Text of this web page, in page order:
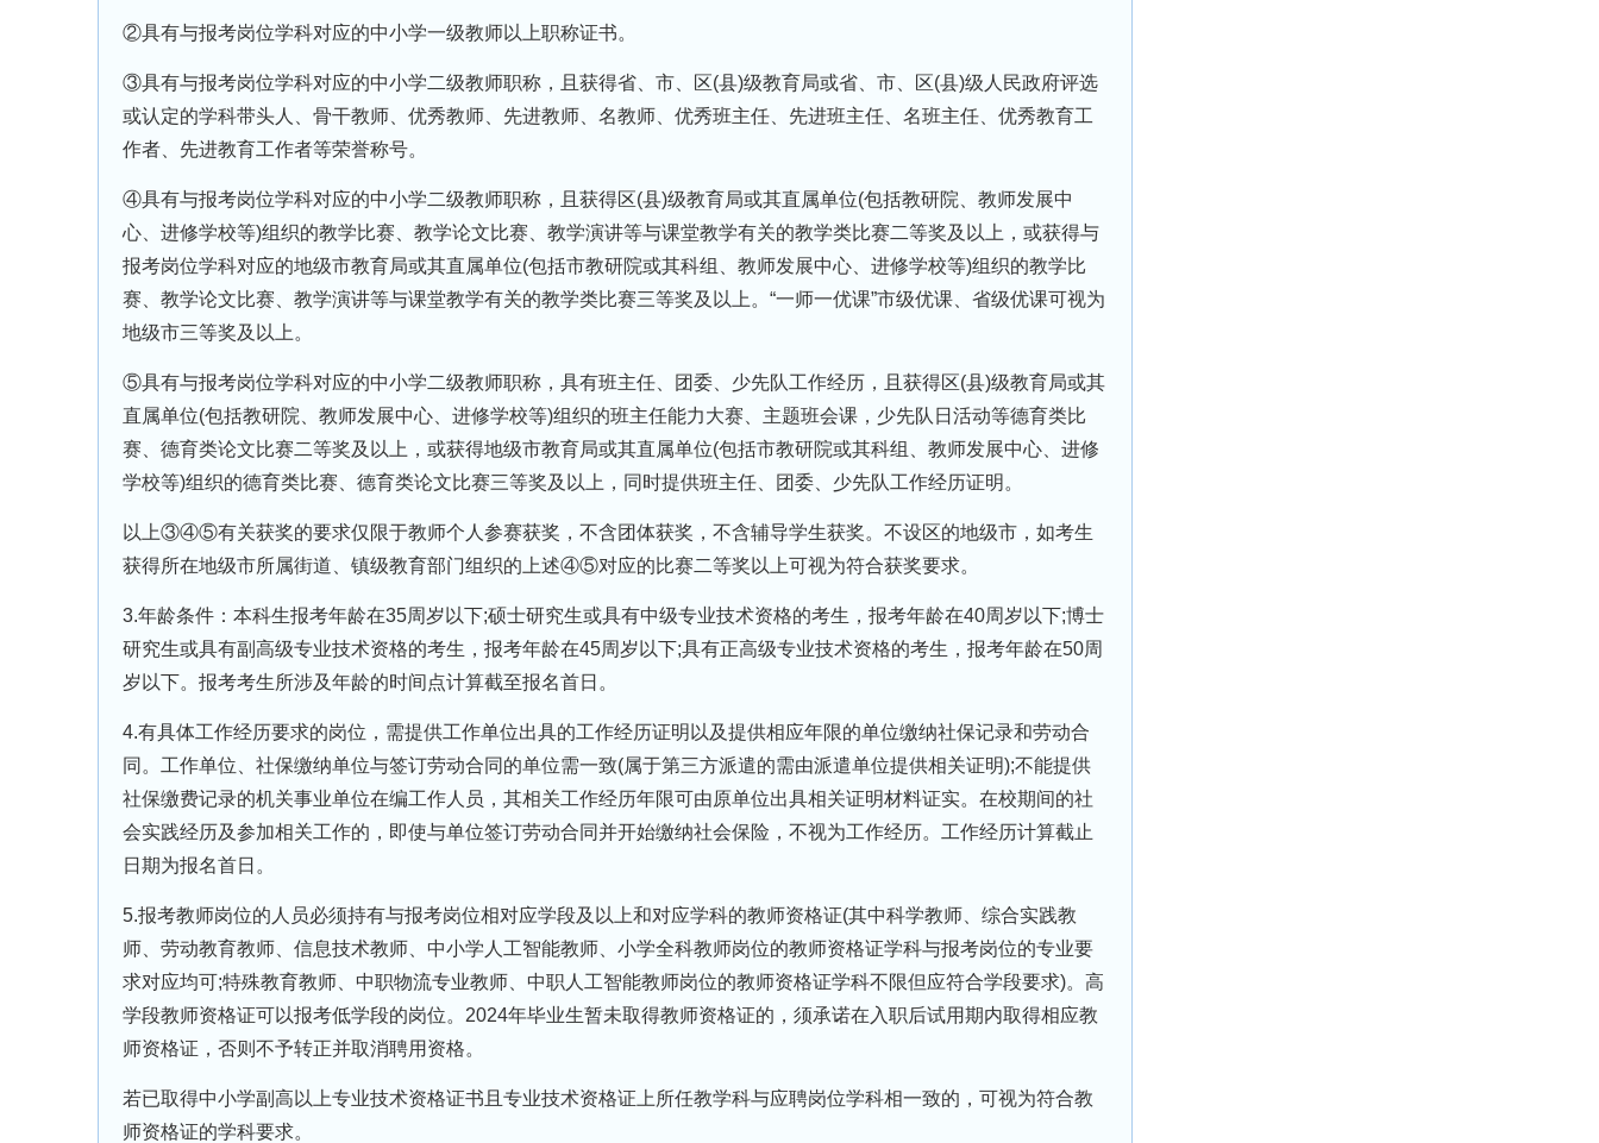
②具有与报考岗位学科对应的中小学一级教师以上职称证书。
③具有与报考岗位学科对应的中小学二级教师职称，且获得省、市、区(县)级教育局或省、市、区(县)级人民政府评选
或认定的学科带头人、骨干教师、优秀教师、先进教师、名教师、优秀班主任、先进班主任、名班主任、优秀教育工
作者、先进教育工作者等荣誉称号。
④具有与报考岗位学科对应的中小学二级教师职称，且获得区(县)级教育局或其直属单位(包括教研院、教师发展中
心、进修学校等)组织的教学比赛、教学论文比赛、教学演讲等与课堂教学有关的教学类比赛二等奖及以上，或获得与
报考岗位学科对应的地级市教育局或其直属单位(包括市教研院或其科组、教师发展中心、进修学校等)组织的教学比
赛、教学论文比赛、教学演讲等与课堂教学有关的教学类比赛三等奖及以上。“一师一优课”市级优课、省级优课可视为
地级市三等奖及以上。
⑤具有与报考岗位学科对应的中小学二级教师职称，具有班主任、团委、少先队工作经历，且获得区(县)级教育局或其
直属单位(包括教研院、教师发展中心、进修学校等)组织的班主任能力大赛、主题班会课，少先队日活动等德育类比
赛、德育类论文比赛二等奖及以上，或获得地级市教育局或其直属单位(包括市教研院或其科组、教师发展中心、进修
学校等)组织的德育类比赛、德育类论文比赛三等奖及以上，同时提供班主任、团委、少先队工作经历证明。
以上③④⑤有关获奖的要求仅限于教师个人参赛获奖，不含团体获奖，不含辅导学生获奖。不设区的地级市，如考生
获得所在地级市所属街道、镇级教育部门组织的上述④⑤对应的比赛二等奖以上可视为符合获奖要求。
3.年龄条件：本科生报考年龄在35周岁以下;硕士研究生或具有中级专业技术资格的考生，报考年龄在40周岁以下;博士
研究生或具有副高级专业技术资格的考生，报考年龄在45周岁以下;具有正高级专业技术资格的考生，报考年龄在50周
岁以下。报考考生所涉及年龄的时间点计算截至报名首日。
4.有具体工作经历要求的岗位，需提供工作单位出具的工作经历证明以及提供相应年限的单位缴纳社保记录和劳动合
同。工作单位、社保缴纳单位与签订劳动合同的单位需一致(属于第三方派遣的需由派遣单位提供相关证明);不能提供
社保缴费记录的机关事业单位在编工作人员，其相关工作经历年限可由原单位出具相关证明材料证实。在校期间的社
会实践经历及参加相关工作的，即使与单位签订劳动合同并开始缴纳社会保险，不视为工作经历。工作经历计算截止
日期为报名首日。
5.报考教师岗位的人员必须持有与报考岗位相对应学段及以上和对应学科的教师资格证(其中科学教师、综合实践教
师、劳动教育教师、信息技术教师、中小学人工智能教师、小学全科教师岗位的教师资格证学科与报考岗位的专业要
求对应均可;特殊教育教师、中职物流专业教师、中职人工智能教师岗位的教师资格证学科不限但应符合学段要求)。高
学段教师资格证可以报考低学段的岗位。2024年毕业生暂未取得教师资格证的，须承诺在入职后试用期内取得相应教
师资格证，否则不予转正并取消聘用资格。
若已取得中小学副高以上专业技术资格证书且专业技术资格证上所任教学科与应聘岗位学科相一致的，可视为符合教
师资格证的学科要求。